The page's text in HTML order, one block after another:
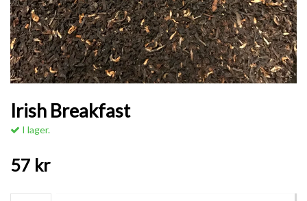
Irish Breakfast
I lager.
57 kr